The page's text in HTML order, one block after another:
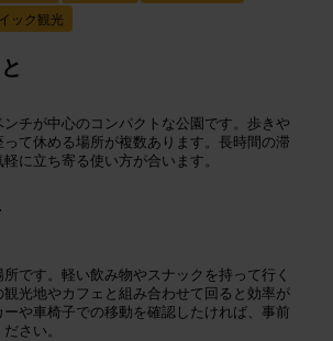
ック観光
チが中心のコンパクトな公園です。歩きや
て休める場所が複数あります。長時間の滞
に立ち寄る使い方が合います。
です。軽い飲み物やスナックを持って行く
光地やカフェと組み合わせて回ると効率が
や車椅子での移動を確認したければ、事前
さい。